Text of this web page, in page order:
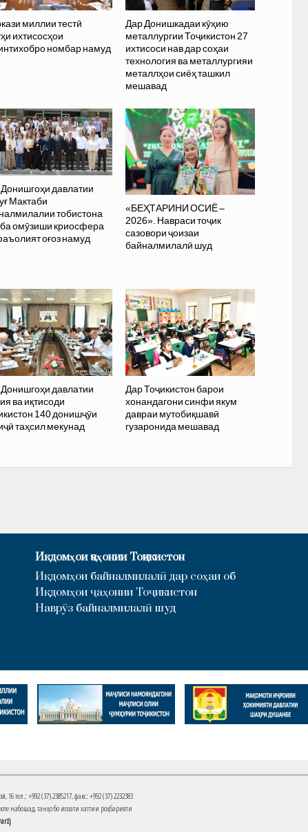
миллии тестӣ
ихтисосҳои
номбар намуд
Дар Донишкадаи кӯҳию
металлургии Тоҷикистон 27
ихтисоси нав дар соҳаи
технология ва металлургияи
металлҳои сиёҳ ташкил
мешавад
давлатии
Мактаби
тобистона
омӯзиши криосфера
оғоз намуд
«БЕҲТАРИНИ ОСИЁ –
2026». Навраси тоҷик
сазовори ҷоизаи
байналмилалӣ шуд
давлатии
ва иқтисоди
140 донишҷӯи
таҳсил мекунад
Дар Тоҷикистон барои
хонандагони синфи якум
давраи мутобиқшавӣ
гузаронида мешавад
Иқдомҳои ҷаҳонии Тоҷикистон
Иқдомҳои байналмилалӣ дар соҳаи об
Иқдомҳои ҷаҳонии Тоҷикистон
Наврӯз байналмилалӣ шуд
тел.: +992 (37) 2385217, факс: +992 (37) 2232383
набошад, танҳо бо иҷозати хаттии роҳбарияти